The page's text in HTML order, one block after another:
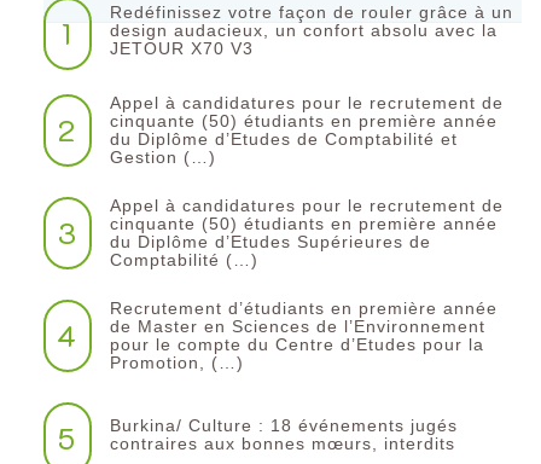
1
Redéfinissez votre façon de rouler grâce à un
design audacieux, un confort absolu avec la
JETOUR X70 V3
2
Appel à candidatures pour le recrutement de
cinquante (50) étudiants en première année
du Diplôme d’Etudes de Comptabilité et
Gestion (…)
3
Appel à candidatures pour le recrutement de
cinquante (50) étudiants en première année
du Diplôme d’Etudes Supérieures de
Comptabilité (…)
4
Recrutement d’étudiants en première année
de Master en Sciences de l’Environnement
pour le compte du Centre d’Etudes pour la
Promotion, (…)
5
Burkina/ Culture : 18 événements jugés
contraires aux bonnes mœurs, interdits